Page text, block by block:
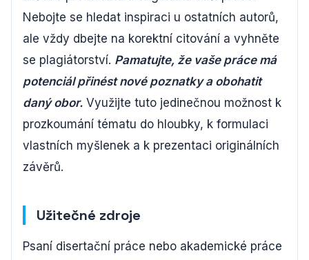
Nebojte se hledat inspiraci u ostatních autorů,
ale vždy dbejte na korektní citování a vyhněte
se plagiátorství. Pamatujte, že vaše práce má
potenciál přinést nové poznatky a obohatit
daný obor. Využijte tuto jedinečnou možnost k
prozkoumání tématu do hloubky, k formulaci
vlastních myšlenek a k prezentaci originálních
závěrů.
Užitečné zdroje
Psaní disertační práce nebo akademické práce